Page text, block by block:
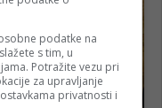
podatke na
s tim, u
Potražite vezu pri
za upravljanje
privatnosti i